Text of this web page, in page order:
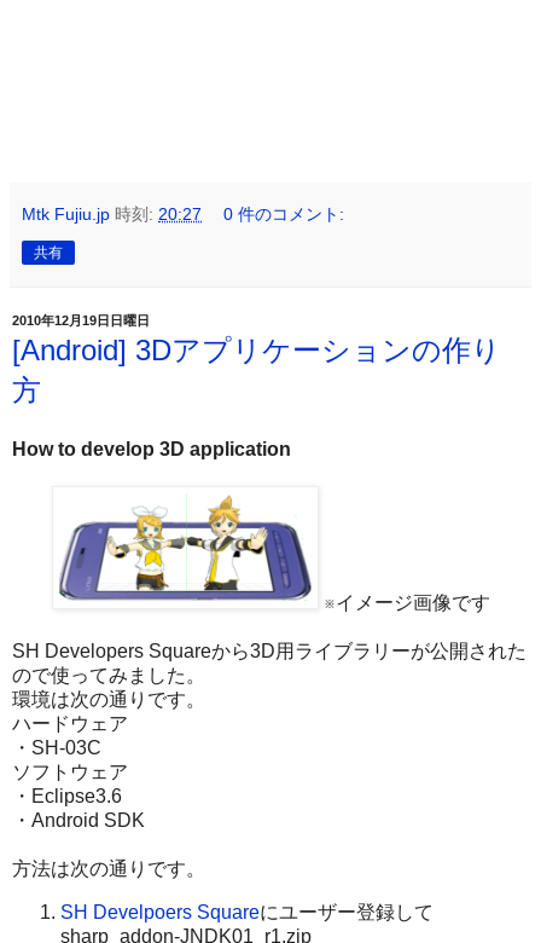
Mtk Fujiu.jp 時刻: 20:27 0 件のコメント:
共有
2010年12月19日日曜日
[Android] 3Dアプリケーションの作り
方
How to develop 3D application
※イメージ画像です
SH Developers Squareから3D用ライブラリーが公開された
ので使ってみました。
環境は次の通りです。
ハードウェア
・SH-03C
ソフトウェア
・Eclipse3.6
・Android SDK
方法は次の通りです。
SH Develpoers Squareにユーザー登録して
sharp_addon-JNDK01_r1.zip